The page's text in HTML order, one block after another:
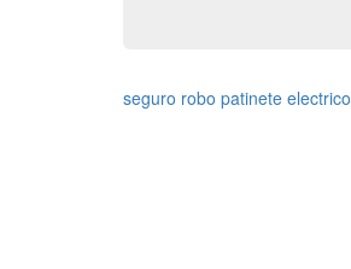
seguro robo patinete electrico